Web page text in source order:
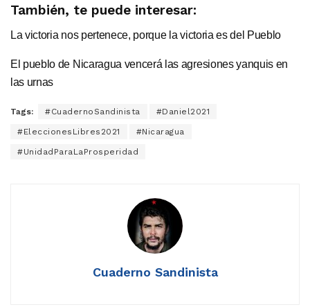
También, te puede interesar:
La victoria nos pertenece, porque la victoria es del Pueblo
El pueblo de Nicaragua vencerá las agresiones yanquis en
las urnas
Tags: #CuadernoSandinista #Daniel2021
#EleccionesLibres2021 #Nicaragua
#UnidadParaLaProsperidad
Cuaderno Sandinista